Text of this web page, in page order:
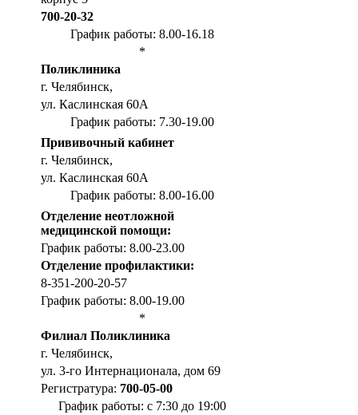
700-20-32
График работы: 8.00-16.18
*
Поликлиника
г. Челябинск,
ул. Каслинская 60А
График работы: 7.30-19.00
Прививочный кабинет
г. Челябинск,
ул. Каслинская 60А
График работы: 8.00-16.00
Отделение неотложной
медицинской помощи:
График работы: 8.00-23.00
Отделение профилактики:
8-351-200-20-57
График работы: 8.00-19.00
*
Филиал Поликлиника
г. Челябинск,
ул. 3-го Интернационала, дом 69
Регистратура: 700-05-00
График работы: с 7:30 до 19:00